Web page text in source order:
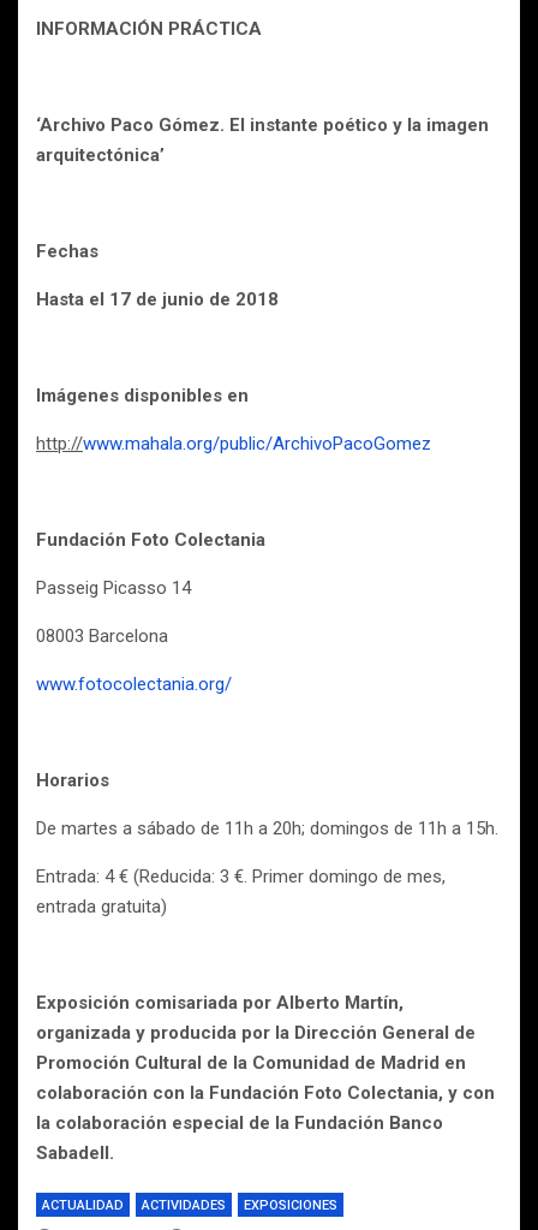
INFORMACIÓN PRÁCTICA
‘Archivo Paco Gómez. El instante poético y la imagen
arquitectónica’
Fechas
Hasta el 17 de junio de 2018
Imágenes disponibles en
http://www.mahala.org/public/ArchivoPacoGomez
Fundación Foto Colectania
Passeig Picasso 14
08003 Barcelona
www.fotocolectania.org/
Horarios
De martes a sábado de 11h a 20h; domingos de 11h a 15h.
Entrada: 4 € (Reducida: 3 €. Primer domingo de mes,
entrada gratuita)
Exposición comisariada por Alberto Martín,
organizada y producida por la Dirección General de
Promoción Cultural de la Comunidad de Madrid en
colaboración con la Fundación Foto Colectania, y con
la colaboración especial de la Fundación Banco
Sabadell.
ACTUALIDAD ACTIVIDADES EXPOSICIONES